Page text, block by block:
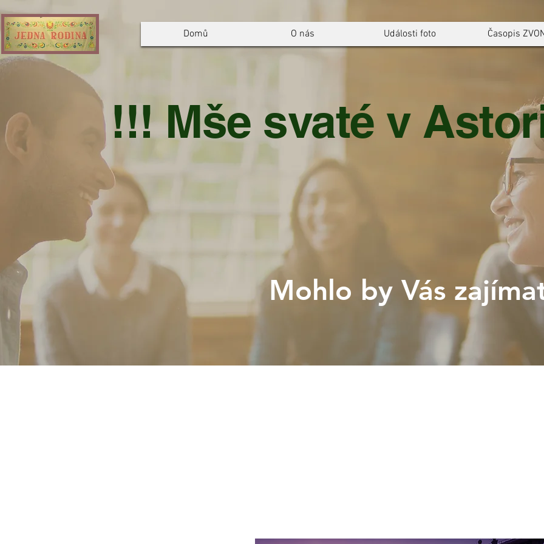
Domů O nás Události foto Časopis
!!! Mše svaté v
Mohlo by Vás